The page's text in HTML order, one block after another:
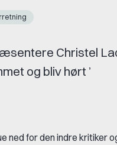
Christel
og bliv hørt ’
for den indre kritiker